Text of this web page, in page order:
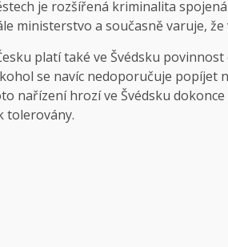
je rozšířená kriminalita
ministerstvo a současně varuje,
platí také ve Švédsku
se navíc nedoporučuje popíjet
nařízení hrozí ve Švédsku
tolerovány.